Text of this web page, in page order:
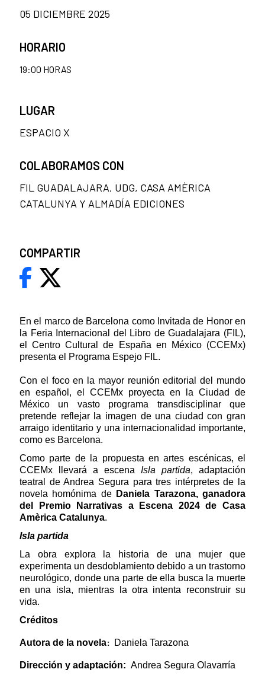
En el marco de Barcelona como Invitada de Honor en
la Feria Internacional del Libro de Guadalajara (FIL),
el Centro Cultural de España en México (CCEMx)
presenta el Programa Espejo FIL.
Con el foco en la mayor reunión editorial del mundo
en español, el CCEMx proyecta en la Ciudad de
México un vasto programa transdisciplinar que
pretende reflejar la imagen de una ciudad con gran
arraigo identitario y una internacionalidad importante,
como es Barcelona.
Como parte de la propuesta en artes escénicas, el
CCEMx llevará a escena Isla partida, adaptación
teatral de Andrea Segura para tres intérpretes de la
novela homónima deDaniela Tarazona, ganadora
del Premio Narrativas a Escena 2024 de Casa
Amèrica Catalunya.
Isla partida
La obra explora la historia de una mujer que
experimenta un desdoblamiento debido a un trastorno
neurológico, donde una parte de ella busca la muerte
en una isla, mientras la otra intenta reconstruir su
vida.
Créditos
Autora de la novela: Daniela Tarazona
Dirección y adaptación: Andrea Segura Olavarría
05 DICIEMBRE 2025
HORARIO
19:00 HORAS
LUGAR
ESPACIO X
COLABORAMOS CON
FIL GUADALAJARA, UDG, CASA AMÈRICA
CATALUNYA Y ALMADÍA EDICIONES
COMPARTIR